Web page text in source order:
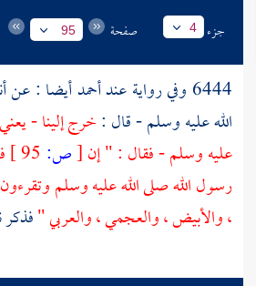
جزء 4 صفحة 95
6444 وفي رواية عند أحمدأيضا : عن
الله عليه وسلم - قال :خرج إلينا -
عليه وسلم - فقال : " إن[ص:
رسول الله صلى الله عليه وسلم
، والأبيض ، والعجمي ، والعربي "